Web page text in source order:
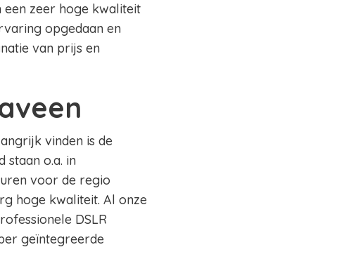
een zeer hoge kwaliteit
opgedaan en
van prijs en
vinden is de
staan o.a. in
voor de regio
hoge kwaliteit. Al onze
DSLR
geïntegreerde